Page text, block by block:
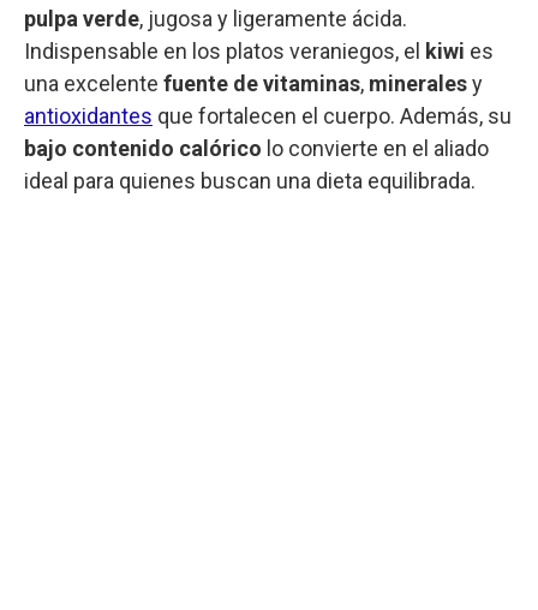
pulpa verde, jugosa y ligeramente ácida.
Indispensable en los platos veraniegos, el kiwi es
una excelente fuente de vitaminas, mineralesy
antioxidantes que fortalecen el cuerpo. Además, su
bajo contenido calórico lo convierte en el aliado
ideal para quienes buscan una dieta equilibrada.